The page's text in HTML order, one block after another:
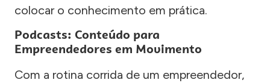
colocar o conhecimento em prática.
Podcasts: Conteúdo para
Empreendedores em Movimento
Com a rotina corrida de um empreendedor,